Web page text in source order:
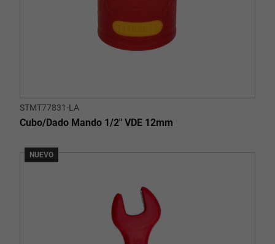
STMT77831-LA
Cubo/Dado Mando 1/2" VDE 12mm
NUEVO